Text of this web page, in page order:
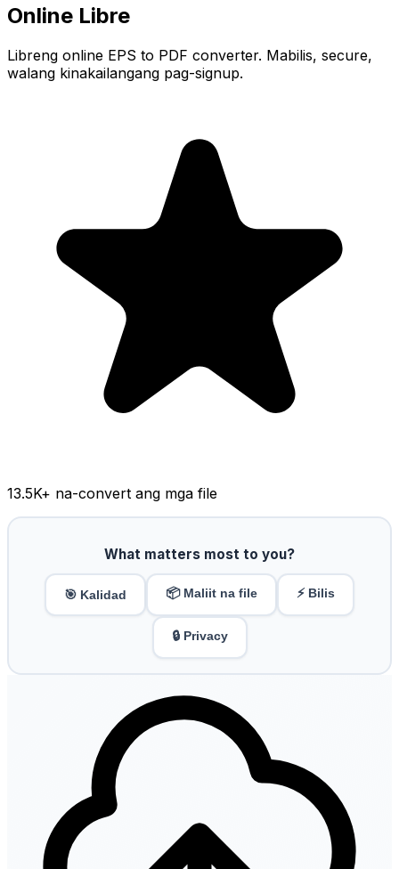
Online Libre
Libreng online EPS to PDF converter. Mabilis, secure,
walang kinakailangang pag-signup.
13.5K+ na-convert ang mga file
What matters most to you?
🎯 Kalidad 📦 Maliit na file ⚡ Bilis
🔒 Privacy